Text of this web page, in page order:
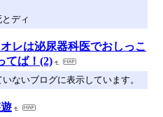
ディ
レは泌尿器科医でおしっこ
てば！(2)
ないブログに表示しています。